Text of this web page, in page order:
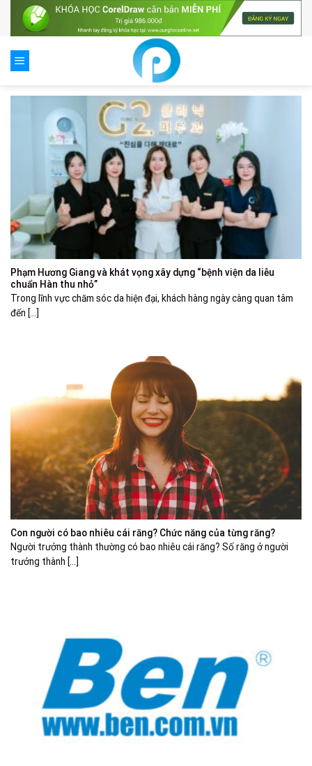
Phạm Hương Giang và khát vọng xây dựng “bệnh viện da liễu
chuẩn Hàn thu nhỏ”
Trong lĩnh vực chăm sóc da hiện đại, khách hàng ngày càng quan tâm
đến [...]
Con người có bao nhiêu cái răng? Chức năng của từng răng?
Người trưởng thành thường có bao nhiêu cái răng? Số răng ở người
trưởng thành [...]